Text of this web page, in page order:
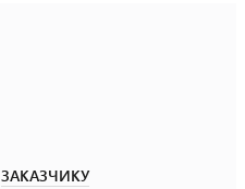
ЗАКАЗЧИКУ